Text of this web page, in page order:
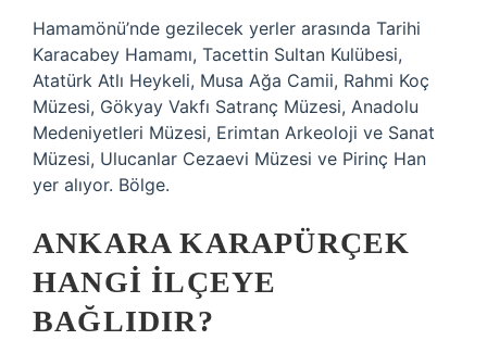
Hamamönü’nde gezilecek yerler arasında Tarihi
Karacabey Hamamı, Tacettin Sultan Kulübesi,
Atatürk Atlı Heykeli, Musa Ağa Camii, Rahmi Koç
Müzesi, Gökyay Vakfı Satranç Müzesi, Anadolu
Medeniyetleri Müzesi, Erimtan Arkeoloji ve Sanat
Müzesi, Ulucanlar Cezaevi Müzesi ve Pirinç Han
yer alıyor. Bölge.
ANKARA KARAPÜRÇEK
HANGI ILÇEYE
BAĞLIDIR?